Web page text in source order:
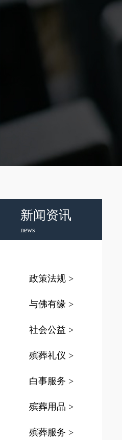
新闻资讯
news
政策法规 >
与佛有缘 >
社会公益 >
殡葬礼仪 >
白事服务 >
殡葬用品 >
殡葬服务 >